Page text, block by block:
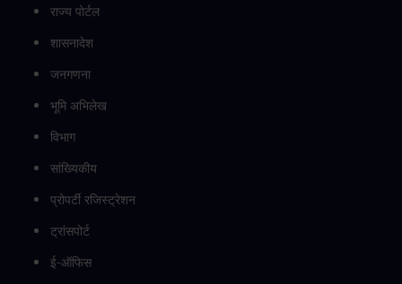
राज्य पोर्टल
शासनादेश
जनगणना
भूमि अभिलेख
विभाग
सांख्यिकीय
प्रोपर्टी रजिस्ट्रेशन
ट्रांसपोर्ट
ई-ऑफिस